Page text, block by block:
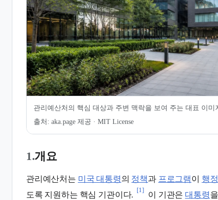
관리예산처의 핵심 대상과 주변 맥락을 보여 주는 대표 이미
출처: aka.page 제공 · MIT License
1.개요
관리예산처는 미국 대통령의 정책과 프로그램이 행
도록 지원하는 핵심 기관이다.
[1]
이 기관은대통령